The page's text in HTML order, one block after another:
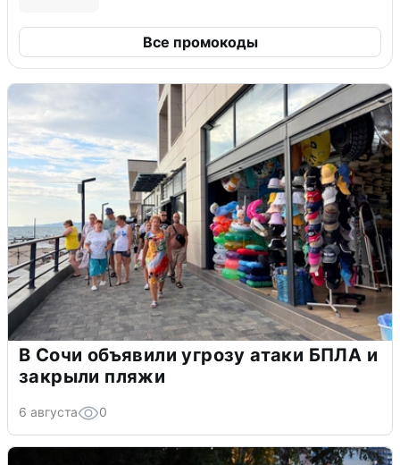
Все промокоды
В Сочи объявили угрозу атаки БПЛА и
закрыли пляжи
6 августа 0